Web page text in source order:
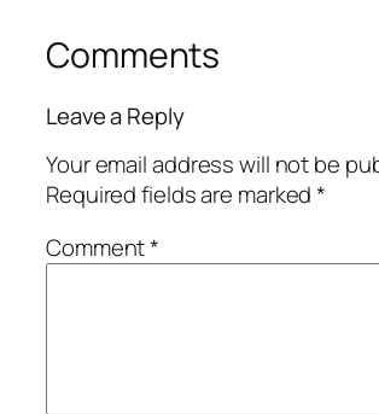
Comments
Leave a Reply
Your email address will not be
Required fields are marked*
Comment*